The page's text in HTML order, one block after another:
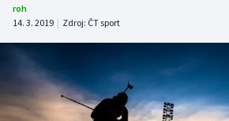
Atletika
Cyklistika
DALŠÍ SPORTY
roh
14. 3. 2019 | Zdroj: ČT sport